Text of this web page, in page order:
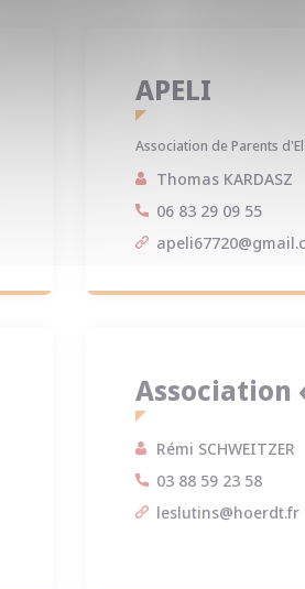
APELI
Association de Parents
Thomas KARDASZ
06 83 29 09 55
Association
Rémi SCHWEITZER
03 88 59 23 58
leslutins@hoerdt.fr